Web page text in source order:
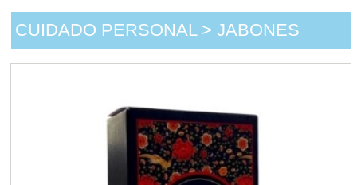
CUIDADO PERSONAL > JABONES